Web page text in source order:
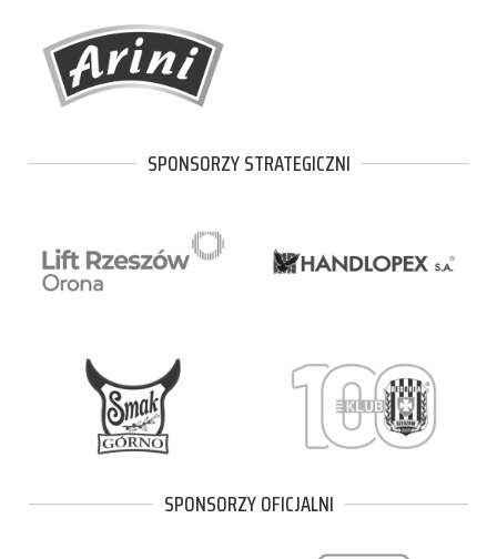
SPONSORZY STRATEGICZNI
SPONSORZY OFICJALNI